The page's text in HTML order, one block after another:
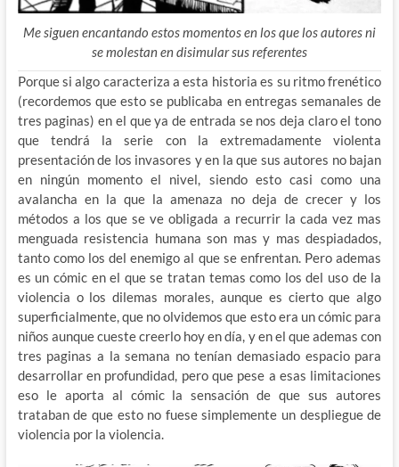
Me siguen encantando estos momentos en los que los autores ni
se molestan en disimular sus referentes
Porque si algo caracteriza a esta historia es su ritmo frenético
(recordemos que esto se publicaba en entregas semanales de
tres paginas) en el que ya de entrada se nos deja claro el tono
que tendrá la serie con la extremadamente violenta
presentación de los invasores y en la que sus autores no bajan
en ningún momento el nivel, siendo esto casi como una
avalancha en la que la amenaza no deja de crecer y los
métodos a los que se ve obligada a recurrir la cada vez mas
menguada resistencia humana son mas y mas despiadados,
tanto como los del enemigo al que se enfrentan. Pero ademas
es un cómic en el que se tratan temas como los del uso de la
violencia o los dilemas morales, aunque es cierto que algo
superficialmente, que no olvidemos que esto era un cómic para
niños aunque cueste creerlo hoy en día, y en el que ademas con
tres paginas a la semana no tenían demasiado espacio para
desarrollar en profundidad, pero que pese a esas limitaciones
eso le aporta al cómic la sensación de que sus autores
trataban de que esto no fuese simplemente un despliegue de
violencia por la violencia.